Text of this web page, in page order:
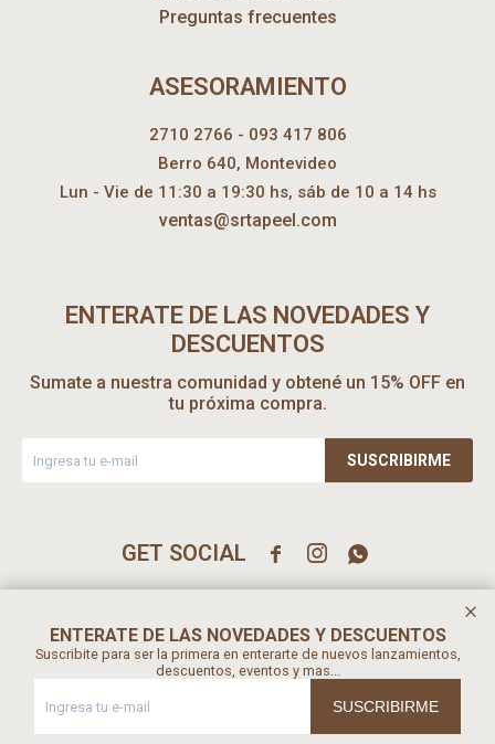
Preguntas frecuentes
ASESORAMIENTO
2710 2766 - 093 417 806
Berro 640, Montevideo
Lun - Vie de 11:30 a 19:30 hs, sáb de 10 a 14 hs
ventas@srtapeel.com
ENTERATE DE LAS NOVEDADES Y
DESCUENTOS
Sumate a nuestra comunidad y obtené un 15% OFF en
tu próxima compra.
SUSCRIBIRME
  
© Copyright 2026 / Srta Peel Ltda / Rut 216390860017
ENTERATE DE LAS NOVEDADES Y DESCUENTOS
Suscribite para ser la primera en enterarte de nuevos lanzamientos,
descuentos, eventos y mas...
SUSCRIBIRME